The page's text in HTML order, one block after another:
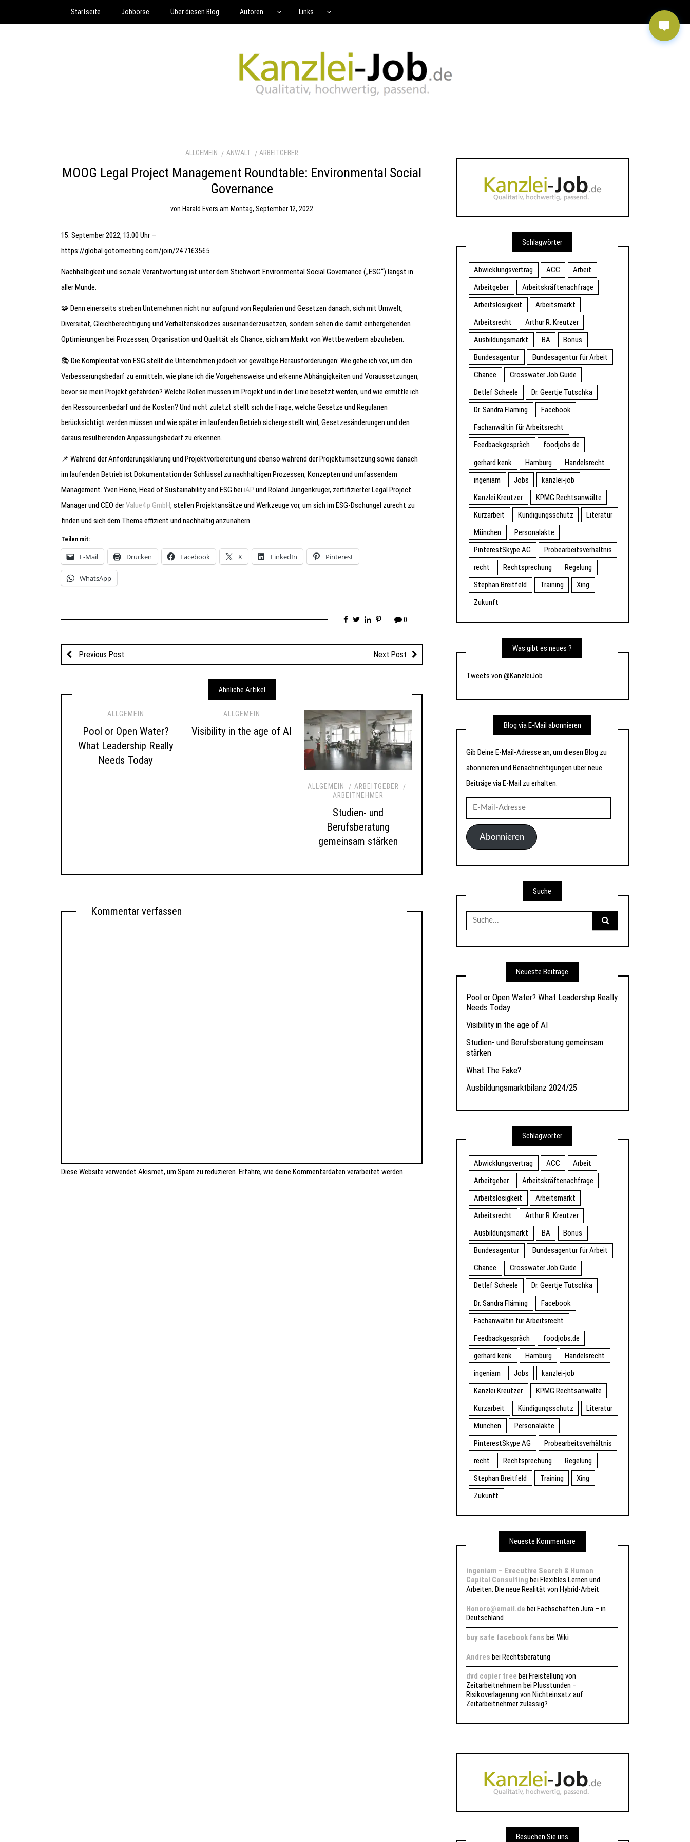
Startseite Jobbörse Über diesen Blog Autoren Links
ALLGEMEIN ANWALT ARBEITGEBER
MOOG Legal Project Management Roundtable: Environmental Social
Governance
von Harald Evers am Montag, September 12, 2022
15. September 2022, 13:00 Uhr —
https://global.gotomeeting.com/join/247163565
Nachhaltigkeit und soziale Verantwortung ist unter dem Stichwort Environmental Social Governance („ESG“) längst in
aller Munde.
🧩 Denn einerseits streben Unternehmen nicht nur aufgrund von Regularien und Gesetzen danach, sich mit Umwelt,
Diversität, Gleichberechtigung und Verhaltenskodizes auseinanderzusetzen, sondern sehen die damit einhergehenden
Optimierungen bei Prozessen, Organisation und Qualität als Chance, sich am Markt von Wettbewerbern abzuheben.
📚 Die Komplexität von ESG stellt die Unternehmen jedoch vor gewaltige Herausforderungen: Wie gehe ich vor, um den
Verbesserungsbedarf zu ermitteln, wie plane ich die Vorgehensweise und erkenne Abhängigkeiten und Voraussetzungen,
bevor sie mein Projekt gefährden? Welche Rollen müssen im Projekt und in der Linie besetzt werden, und wie ermittle ich
den Ressourcenbedarf und die Kosten? Und nicht zuletzt stellt sich die Frage, welche Gesetze und Regularien
berücksichtigt werden müssen und wie später im laufenden Betrieb sichergestellt wird, Gesetzesänderungen und den
daraus resultierenden Anpassungsbedarf zu erkennen.
📌 Während der Anforderungsklärung und Projektvorbereitung und ebenso während der Projektumsetzung sowie danach
im laufenden Betrieb ist Dokumentation der Schlüssel zu nachhaltigen Prozessen, Konzepten und umfassendem
Management. Yven Heine, Head of Sustainability and ESG bei iAP und Roland Jungenkrüger, zertifizierter Legal Project
Manager und CEO derValue4p GmbH, stellen Projektansätze und Werkzeuge vor, um sich im ESG-Dschungel zurecht zu
finden und sich dem Thema effizient und nachhaltig anzunähern
Teilen mit:
E-Mail Drucken Facebook X LinkedIn Pinterest
WhatsApp
0
Previous Post Next Post
Ähnliche Artikel
ALLGEMEIN
Pool or Open Water?
What Leadership Really
Needs Today
ALLGEMEIN
Visibility in the age of AI
ALLGEMEIN
ARBEITGEBER
ARBEITNEHMER
Studien- und
Berufsberatung
gemeinsam stärken
Kommentar verfassen
Diese Website verwendet Akismet, um Spam zu reduzieren. Erfahre, wie deine Kommentardaten verarbeitet werden.
Schlagwörter
Abwicklungsvertrag ACC
Arbeit
Arbeitgeber
Arbeitskräftenachfrage
Arbeitslosigkeit
Arbeitsmarkt
Arbeitsrecht
Arthur R. Kreutzer
Ausbildungsmarkt
BA
Bonus
Bundesagentur
Bundesagentur für Arbeit
Chance
Crosswater Job Guide
Detlef Scheele
Dr. Geertje Tutschka
Dr. Sandra Fläming
Facebook
Fachanwältin für Arbeitsrecht
Feedbackgespräch
foodjobs.de
gerhard kenk
Hamburg
Handelsrecht
ingeniam
Jobs
kanzlei-job
Kanzlei Kreutzer
KPMG Rechtsanwälte
Kurzarbeit
Kündigungsschutz
Literatur
München
Personalakte
PinterestSkype AG
Probearbeitsverhältnis
recht
Rechtsprechung
Regelung
Stephan Breitfeld
Training
Xing
Zukunft
Was gibt es neues ?
Tweets von @KanzleiJob
Blog via E-Mail abonnieren
Gib Deine E-Mail-Adresse an, um diesen Blog zu
abonnieren und Benachrichtigungen über neue
Beiträge via E-Mail zu erhalten.
Mail-
AdresseAbonnieren
Suche
Suche
nach:
Neueste Beiträge
Pool or Open Water? What Leadership Really
Needs Today
Visibility in the age of AI
Studien- und Berufsberatung gemeinsam
stärken
What The Fake?
Ausbildungsmarktbilanz 2024/25
Schlagwörter
Abwicklungsvertrag ACC
Arbeit
Arbeitgeber
Arbeitskräftenachfrage
Arbeitslosigkeit
Arbeitsmarkt
Arbeitsrecht
Arthur R. Kreutzer
Ausbildungsmarkt
BA
Bonus
Bundesagentur
Bundesagentur für Arbeit
Chance
Crosswater Job Guide
Detlef Scheele
Dr. Geertje Tutschka
Dr. Sandra Fläming
Facebook
Fachanwältin für Arbeitsrecht
Feedbackgespräch
foodjobs.de
gerhard kenk
Hamburg
Handelsrecht
ingeniam
Jobs
kanzlei-job
Kanzlei Kreutzer
KPMG Rechtsanwälte
Kurzarbeit
Kündigungsschutz
Literatur
München
Personalakte
PinterestSkype AG
Probearbeitsverhältnis
recht
Rechtsprechung
Regelung
Stephan Breitfeld
Training
Xing
Zukunft
Neueste Kommentare
ingeniam – Executive Search & Human
Capital Consulting bei Flexibles Lernen und
Arbeiten: Die neue Realität von Hybrid-Arbeit
Honoro@email.de beiFachschaften Jura – in
Deutschland
buy safe facebook fans beiWiki
Andres beiRechtsberatung
dvd copier free bei Freistellung von
Zeitarbeitnehmern bei Plusstunden –
Risikoverlagerung von Nichteinsatz auf
Zeitarbeitnehmer zulässig?
Besuchen Sie uns